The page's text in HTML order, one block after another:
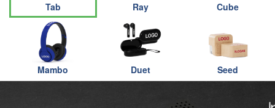
Tab Ray Cube
Mambo Duet Seed